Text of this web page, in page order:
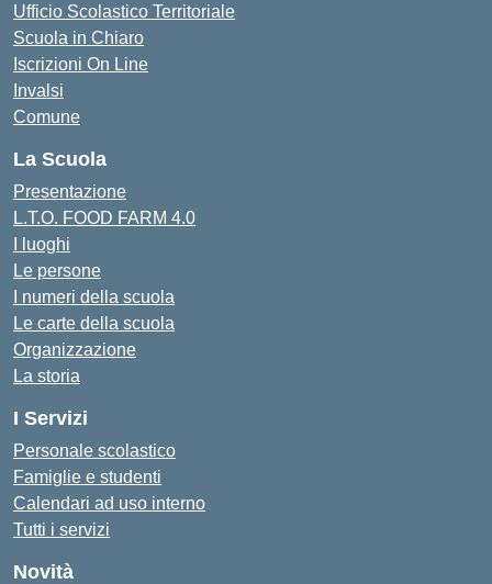
Ufficio Scolastico Territoriale
Scuola in Chiaro
Iscrizioni On Line
Invalsi
Comune
La Scuola
Presentazione
L.T.O. FOOD FARM 4.0
I luoghi
Le persone
I numeri della scuola
Le carte della scuola
Organizzazione
La storia
I Servizi
Personale scolastico
Famiglie e studenti
Calendari ad uso interno
Tutti i servizi
Novità